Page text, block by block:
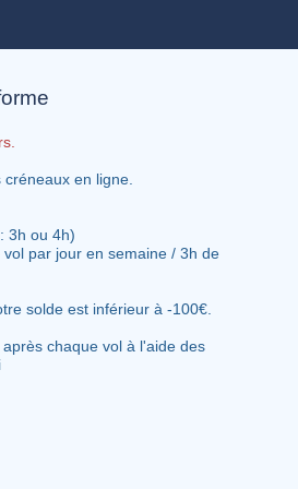
en ligne.
3h ou 4h)
par jour en semaine / 3h de
solde est inférieur à -100€.
chaque vol à l'aide des